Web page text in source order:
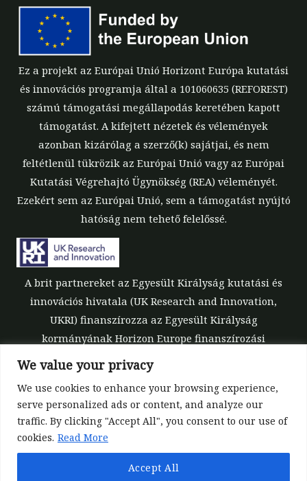
We value your privacy
We use cookies to enhance your browsing experience,
serve personalized ads or content, and analyze our
traffic. By clicking "Accept All", you consent to our use of
cookies. Read More
Accept All
Ez a projekt az Európai Unió Horizont Európa kutatási
és innovációs programja által a 101060635 (REFOREST)
számú támogatási megállapodás keretében kapott
támogatást. A kifejtett nézetek és vélemények
azonban kizárólag a szerző(k) sajátjai, és nem
feltétlenül tükrözik az Európai Unió vagy az Európai
Kutatási Végrehajtó Ügynökség (REA) véleményét.
Ezekért sem az Európai Unió, sem a támogatást nyújtó
hatóság nem tehető felelőssé.
A brit partnereket az Egyesült Királyság kutatási és
innovációs hivatala (UK Research and Innovation,
UKRI) finanszírozza az Egyesült Királyság
kormányának Horizon Europe finanszírozási
garanciája keretében [támogatási szám: 10039700].
©All rights reserved 2022-2026 | ReForest project
Designed and Developed byEuroproject Ltd.